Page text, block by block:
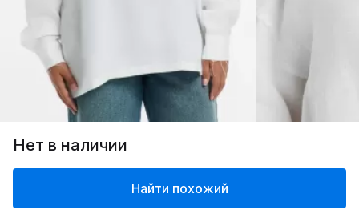
Нет в наличии
Найти похожий